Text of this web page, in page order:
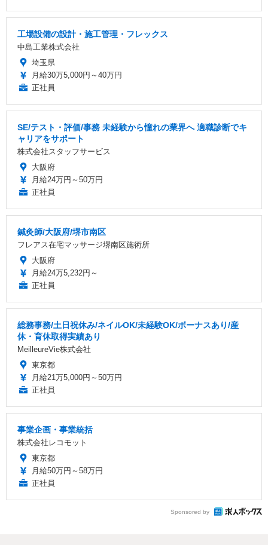
工場設備の設計・施工管理・フレックス
中島工業株式会社
埼玉県
月給30万5,000円～40万円
正社員
SE/テスト・評価/事務 未経験から憧れの業界へ 適職診断でキ
ャリアをサポート
株式会社スタッフサービス
大阪府
月給24万円～50万円
正社員
鍼灸師/大阪府/堺市南区
フレアス在宅マッサージ堺南区施術所
大阪府
月給24万5,232円～
正社員
総務事務/土日祝休み/ネイルOK/未経験OK/ボーナスあり/産
休・育休取得実績あり
MeilleureVie株式会社
東京都
月給21万5,000円～50万円
正社員
事業企画・事業統括
株式会社レコモット
東京都
月給50万円～58万円
正社員
Sponsored by